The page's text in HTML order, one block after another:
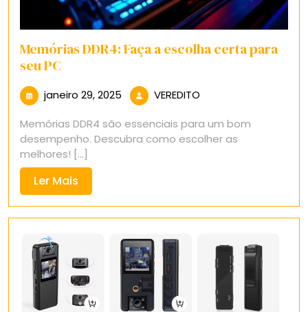
Memórias DDR4: Faça a escolha certa para
seu PC
janeiro 29, 2025 janeiro
29,
2025
VEREDITO
Memórias DDR4 são essenciais para um bom
desempenho. Descubra como escolher as
melhores! [...]
Ler Mais
Mais